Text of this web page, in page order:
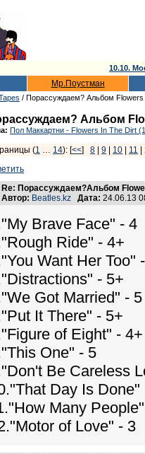
10.10.
Мр.Поустман
/ Порассуждаем? Альбом Flowers
Альбом
Пол Маккартни - Flowers In The Dirt
(1 … 14): [<<] 8 9 10 11
Re: Порассуждаем?Альбом
Автор: Beatles.kz Дата: 24.06.13
Brave Face" - 4
Ride" - 4+
Want Her Too"
- 5+
Got Married" - 5
It There" - 5+
of Eight" - 4+
One" - 5
Be Careless
Day Is Done"
Many
of Love" - 3